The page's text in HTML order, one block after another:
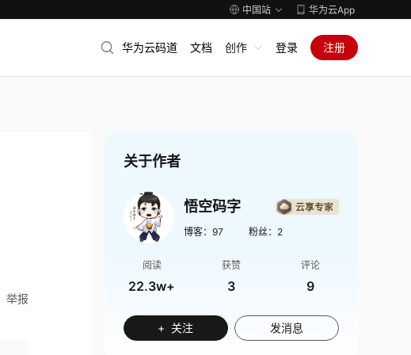
中国站 华为云App
华为云码道 文档 创作 登录 注册
举报
关于作者
悟空码字
博客： 97 粉丝： 2
阅读
22.3w+
获赞
3
评论
9
+ 关注 发消息